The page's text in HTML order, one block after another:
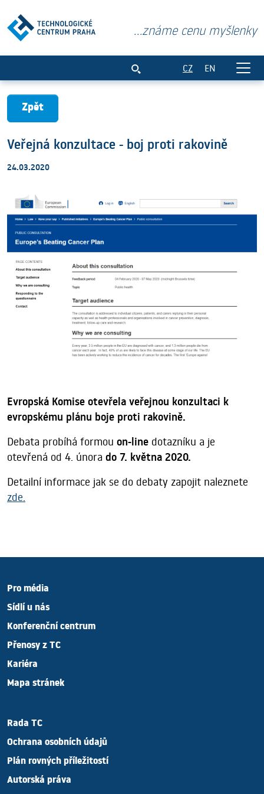
...známe cenu myšlenky
CZ EN
Zpět
Veřejná konzultace - boj proti rakovině
24.03.2020
Evropská Komise otevřela veřejnou konzultaci k
evropskému plánu boje proti rakovině.
Debata probíhá formou on-line dotazníku a je
otevřená od 4. února do 7. května 2020.
Detailní informace jak se do debaty zapojit naleznete
zde.
Pro média
Sídlí u nás
Konferenční centrum
Přenosy z TC
Kariéra
Mapa stránek
Rada TC
Ochrana osobních údajů
Plán rovných příležitostí
Autorská práva